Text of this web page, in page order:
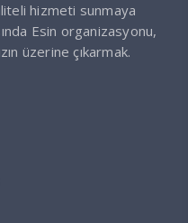
hizmeti sunmaya
Esin organizasyonu,
üzerine çıkarmak.